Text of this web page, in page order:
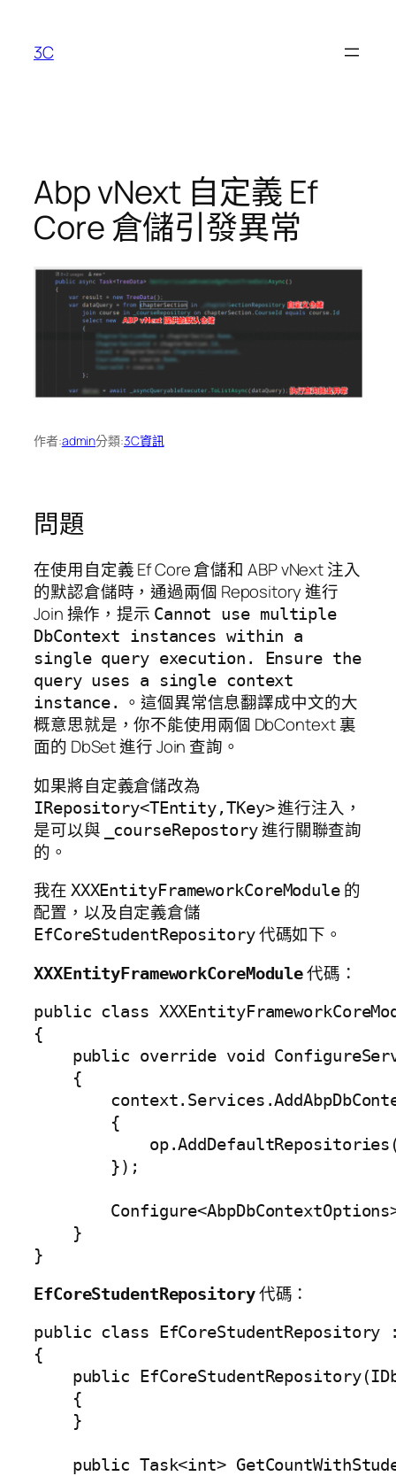
3C
Abp vNext 自定義 Ef
Core 倉儲引發異常
作者:admin分類:3C資訊
問題
在使用自定義 Ef Core 倉儲和 ABP vNext 注入
的默認倉儲時，通過兩個 Repository 進行
Join 操作，提示 Cannot use multiple
DbContext instances within a
single query execution. Ensure the
query uses a single context
instance.
。這個異常信息翻譯成中文的大
概意思就是，你不能使用兩個 DbContext 裏
面的 DbSet 進行 Join 查詢。
如果將自定義倉儲改為
IRepository<TEntity,TKey>進行注入，
是可以與
_courseRepostory進行關聯查詢
的。
我在 XXXEntityFrameworkCoreModule的
配置，以及自定義倉儲
EfCoreStudentRepository代碼如下。
XXXEntityFrameworkCoreModule代碼：
public class
{
public override void
    {
        {
        });
    }
}
EfCoreStudentRepository代碼：
public class EfCoreStudentRepository
{
public
    {
    }
public Task<int>